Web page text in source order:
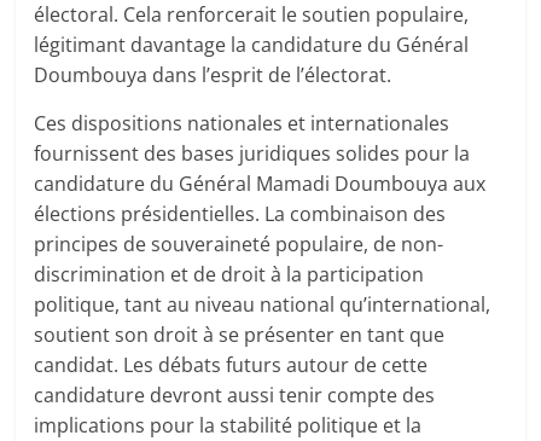
électoral. Cela renforcerait le soutien populaire,
légitimant davantage la candidature du Général
Doumbouya dans l’esprit de l’électorat.
Ces dispositions nationales et internationales
fournissent des bases juridiques solides pour la
candidature du Général Mamadi Doumbouya aux
élections présidentielles. La combinaison des
principes de souveraineté populaire, de non-
discrimination et de droit à la participation
politique, tant au niveau national qu’international,
soutient son droit à se présenter en tant que
candidat. Les débats futurs autour de cette
candidature devront aussi tenir compte des
implications pour la stabilité politique et la